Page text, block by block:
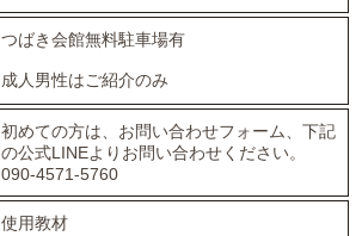
つばき会館無料駐車場有
成人男性はご紹介のみ
初めての方は、お問い合わせフォーム、下記
の公式LINEよりお問い合わせください。
090-4571-5760
使用教材